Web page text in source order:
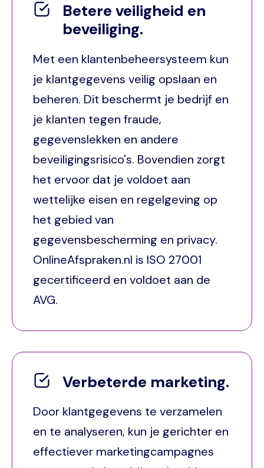
Betere veiligheid en
beveiliging.
Met een klantenbeheersysteem kun
je klantgegevens veilig opslaan en
beheren. Dit beschermt je bedrijf en
je klanten tegen fraude,
gegevenslekken en andere
beveiligingsrisico's. Bovendien zorgt
het ervoor dat je voldoet aan
wettelijke eisen en regelgeving op
het gebied van
gegevensbescherming en privacy.
OnlineAfspraken.nl is ISO 27001
gecertificeerd en voldoet aan de
AVG.
Verbeterde marketing.
Door klantgegevens te verzamelen
en te analyseren, kun je gerichter en
effectiever marketingcampagnes